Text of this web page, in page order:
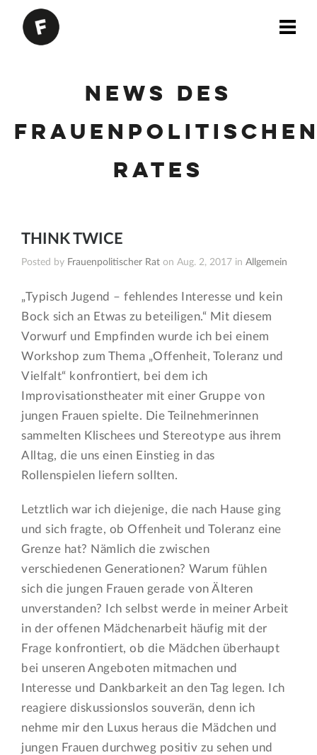
News des
Rates
THINK TWICE
Posted by Frauenpolitischer Rat on Aug. 2, 2017 inAllgemein
„Typisch Jugend – fehlendes Interesse und kein
Bock sich an Etwas zu beteiligen.“ Mit diesem
Vorwurf und Empfinden wurde ich bei einem
Workshop zum Thema „Offenheit, Toleranz und
Vielfalt“ konfrontiert, bei dem ich
Improvisationstheater mit einer Gruppe von
jungen Frauen spielte. Die Teilnehmerinnen
sammelten Klischees und Stereotype aus ihrem
Alltag, die uns einen Einstieg in das
Rollenspielen liefern sollten.
Letztlich war ich diejenige, die nach Hause ging
und sich fragte, ob Offenheit und Toleranz eine
Grenze hat? Nämlich die zwischen
verschiedenen Generationen? Warum fühlen
sich die jungen Frauen gerade von Älteren
unverstanden? Ich selbst werde in meiner Arbeit
in der offenen Mädchenarbeit häufig mit der
Frage konfrontiert, ob die Mädchen überhaupt
bei unseren Angeboten mitmachen und
Interesse und Dankbarkeit an den Tag legen. Ich
reagiere diskussionslos souverän, denn ich
nehme mir den Luxus heraus die Mädchen und
jungen Frauen durchweg positiv zu sehen und